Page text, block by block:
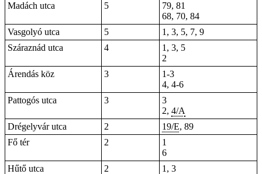
Madách utca
5
79, 81
68, 70, 84
Vasgolyó utca
5
1, 3, 5, 7, 9
Száraznád utca
4
1, 3, 5
2
Árendás köz
3
1-3
4, 4-6
Pattogós utca
3
3
2, 4/A
Drégelyvár utca
2 19/E, 89
Fő tér
2
1
6
Hűtő utca
2 1, 3